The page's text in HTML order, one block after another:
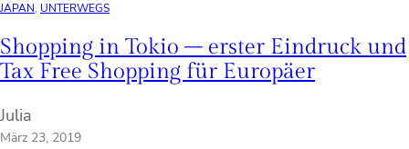
JAPAN, UNTERWEGS
Shopping in Tokio – erster Eindruck und
Tax Free Shopping für Europäer
Julia
März 23, 2019